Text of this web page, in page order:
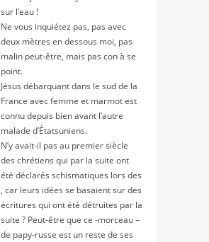
sur l’eau !
Ne vous inquiétez pas, pas avec
deux mètres en dessous moi, pas
malin peut-être, mais pas con à se
point.
Jésus débarquant dans le sud de la
France avec femme et marmot est
connu depuis bien avant l’autre
malade d’Étatsuniens.
N’y avait-il pas au premier siècle
des chrétiens qui par la suite ont
été déclarés schismatiques lors des
, car leurs idées se basaient sur des
écritures qui ont été détruites par la
suite ? Peut-être que ce -morceau –
de papy-russe est un reste de ses